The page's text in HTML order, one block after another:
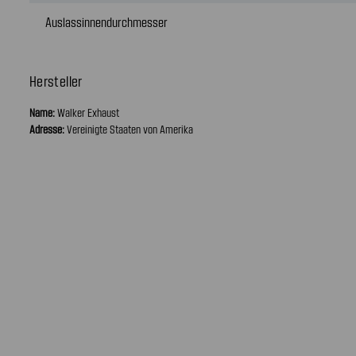
Auslassinnendurchmesser
Hersteller
Name:Walker Exhaust
Adresse:Vereinigte Staaten von Amerika